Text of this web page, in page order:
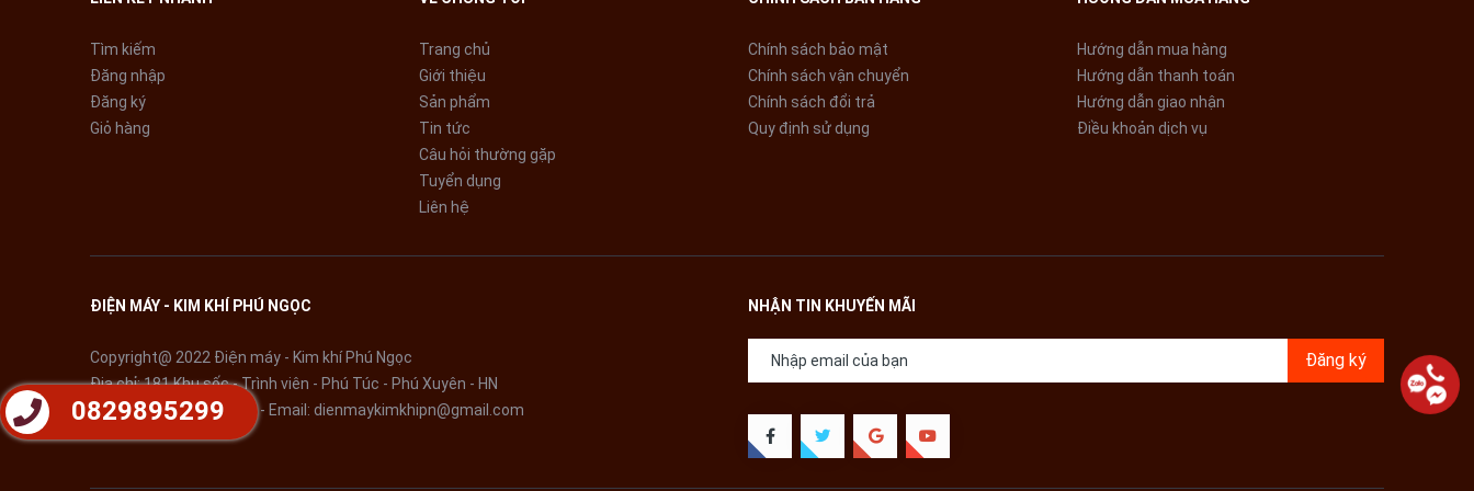
Hỗ trợ Wifi:
5.0 & 2.4 GHz
Kích thước:
Remote x 1
Hộp x 1
Tìm kiếm
Đăng nhập
Đăng ký
Giỏ hàng
Trang chủ
Giới thiệu
Sản phẩm
Tin tức
Câu hỏi thường gặp
Tuyển dụng
Liên hệ
Chính sách bảo mật
Chính sách vận chuyển
Chính sách đổi trả
Quy định sử dụng
Hướng dẫn mua hàng
Hướng dẫn thanh toán
Hướng dẫn giao nhận
Điều khoản dịch vụ
ĐIỆN MÁY - KIM KHÍ PHÚ NGỌC
Copyright@ 2022 Điện máy - Kim khí Phú Ngọc
Địa chỉ: 181 Khu sốc - Trình viên - Phú Túc - Phú Xuyên - HN
Điện thoại:0829895299- Email: dienmaykimkhipn@gmail.com
NHẬN TIN KHUYẾN MÃI
Đăng ký
0829895299